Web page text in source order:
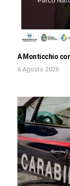
A Monticchio
6 Agosto 2026